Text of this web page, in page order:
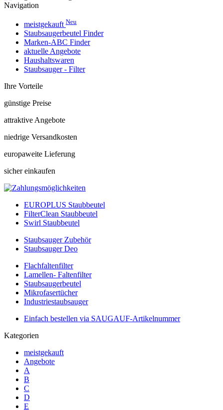
Navigation
meistgekauft Neu
Staubsaugerbeutel Finder
Marken-ABC Finder
aktuelle Angebote
Haushaltswaren
Staubsauger - Filter
Ihre Vorteile
günstige Preise
attraktive Angebote
niedrige Versandkosten
europaweite Lieferung
sicher einkaufen
EUROPLUS Staubbeutel
FilterClean Staubbeutel
Swirl Staubbeutel
Staubsauger Zubehör
Staubsauger Deo
Flachfaltenfilter
Lamellen- Faltenfilter
Staubsaugerbeutel
Mikrofasertücher
Industriestaubsauger
Einfach bestellen via SAUGAUF-Artikelnummer
Kategorien
meistgekauft
Angebote
A
B
C
D
E